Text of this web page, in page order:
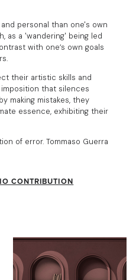
personal than one's own
as a 'wandering' being led
with one’s own goals
their artistic skills and
that silences
making mistakes, they
essence, exhibiting their
of error. Tommaso Guerra
CONTRIBUTION